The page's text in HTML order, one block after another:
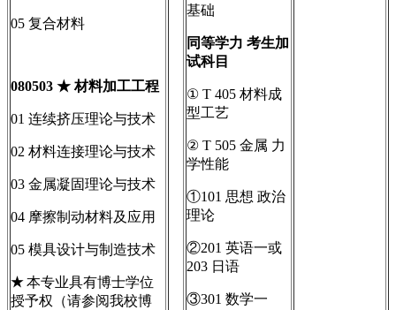
05 复合材料
080503 ★材料加工工程
01 连续挤压理论与技术
02 材料连接理论与技术
03 金属凝固理论与技术
04 摩擦制动材料及应用
05 模具设计与制造技术
★本专业具有博士学位
授予权（请参阅我校博
基础
同等学力 考生加
试科目
① T 405 材料成
型工艺
② T 505 金属 力
学性能
①101 思想 政治
理论
②201 英语一或
203 日语
③301 数学一